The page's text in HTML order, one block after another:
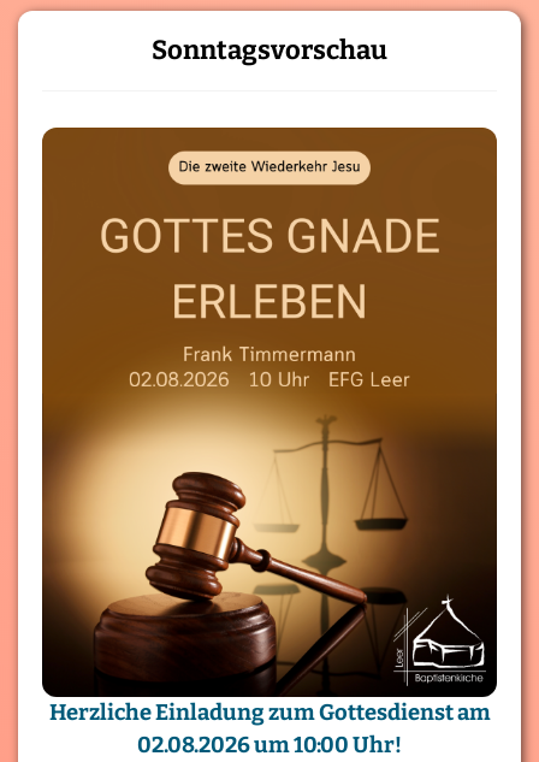
Sonntagsvorschau
Herzliche Einladung zum Gottesdienst am
02.08.2026 um 10:00 Uhr!